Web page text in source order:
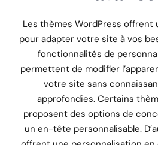
Les thèmes WordPress offrent
pour adapter votre site à vos
fonctionnalités de
permettent de modifier
votre site sans
approfondies. Certains
proposent des options de
un en-tête personnalisable.